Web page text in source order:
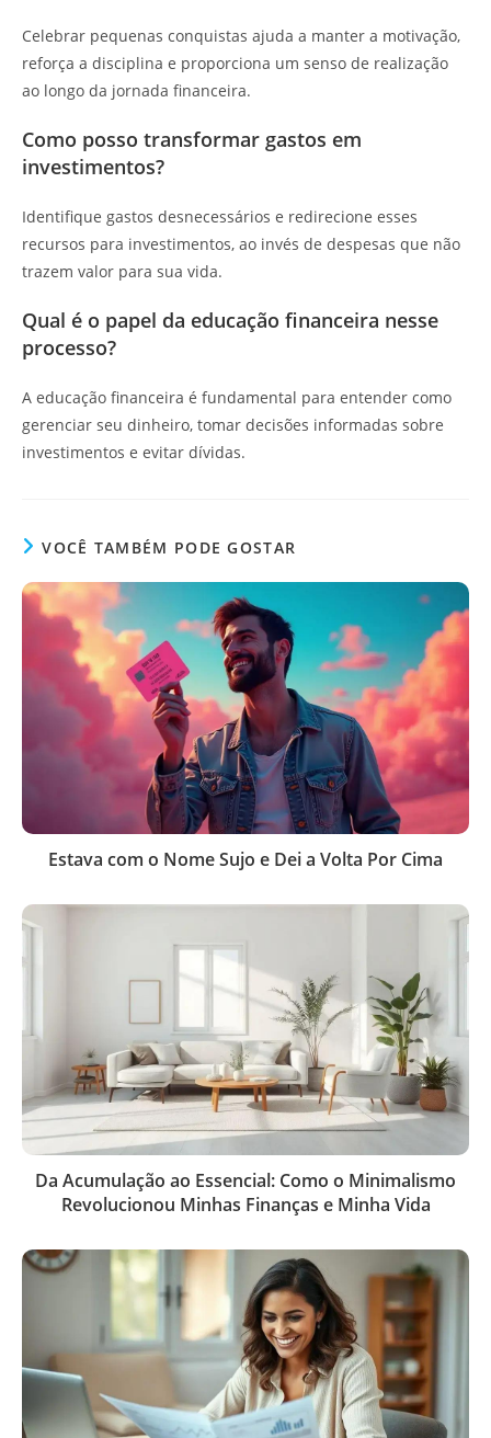
Celebrar pequenas conquistas ajuda a manter a motivação,
reforça a disciplina e proporciona um senso de realização
ao longo da jornada financeira.
Como posso transformar gastos em
investimentos?
Identifique gastos desnecessários e redirecione esses
recursos para investimentos, ao invés de despesas que não
trazem valor para sua vida.
Qual é o papel da educação financeira nesse
processo?
A educação financeira é fundamental para entender como
gerenciar seu dinheiro, tomar decisões informadas sobre
investimentos e evitar dívidas.
VOCÊ TAMBÉM PODE GOSTAR
Estava com o Nome Sujo e Dei a Volta Por Cima
Da Acumulação ao Essencial: Como o Minimalismo
Revolucionou Minhas Finanças e Minha Vida